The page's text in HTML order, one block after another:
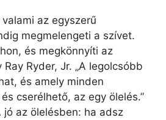
valami az egyszerű
megmelengeti a szívet.
és megkönnyíti az
Ray Ryder, Jr. „A legolcsóbb
és amely minden
cserélhető, az egy ölelés.”
jó az ölelésben: ha adsz